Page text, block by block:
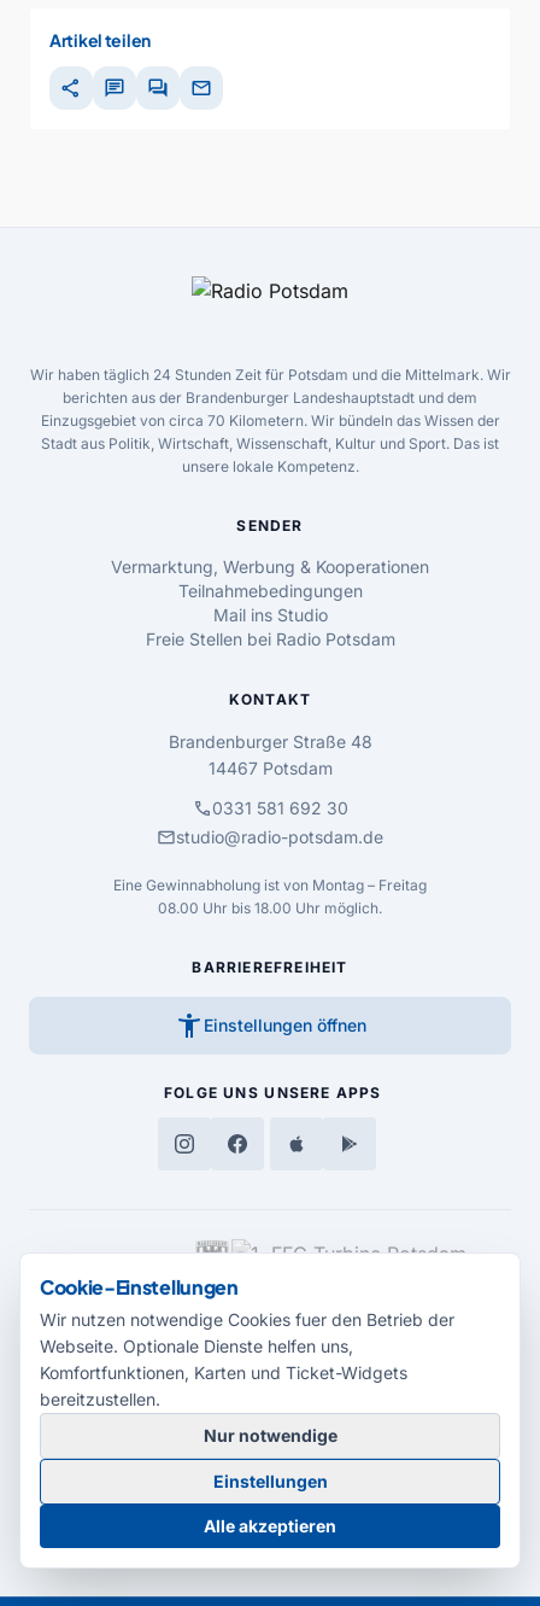
Artikel teilen
share chat forum mail
Wir haben täglich 24 Stunden Zeit für Potsdam und die Mittelmark. Wir
berichten aus der Brandenburger Landeshauptstadt und dem
Einzugsgebiet von circa 70 Kilometern. Wir bündeln das Wissen der
Stadt aus Politik, Wirtschaft, Wissenschaft, Kultur und Sport. Das ist
unsere lokale Kompetenz.
SENDER
Vermarktung, Werbung & Kooperationen
Teilnahmebedingungen
Mail ins Studio
Freie Stellen bei Radio Potsdam
KONTAKT
Brandenburger Straße 48
14467 Potsdam
call0331 581 692 30
mailstudio@radio-potsdam.de
Eine Gewinnabholung ist von Montag – Freitag
08.00 Uhr bis 18.00 Uhr möglich.
BARRIEREFREIHEIT
accessibility_new Einstellungen öffnen
FOLGE UNS UNSERE APPS
MEDIENPARTNER
© 2026 Radio Potsdam. Webseite entwickelt durch dieMedienagentur
Babelsberg
BarrierefreiheitserklärungAGBDatenschutzImpressum
Cookie-Einstellungen
Cookie-Einstellungen
Wir nutzen notwendige Cookies fuer den Betrieb der
Webseite. Optionale Dienste helfen uns,
Komfortfunktionen, Karten und Ticket-Widgets
bereitzustellen.
Nur notwendige
Einstellungen
Alle akzeptieren